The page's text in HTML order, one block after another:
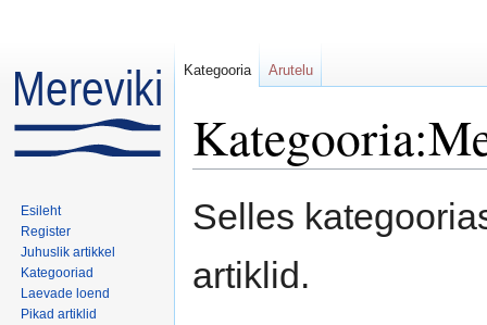
Selles
artiklid.
Kategooria Arutelu
Esileht
Register
Juhuslik artikkel
Kategooriad
Laevade loend
Pikad artiklid